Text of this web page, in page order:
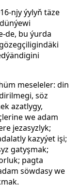
njy ýylyň täze
de, bu ýurda
meseleler: din
söz
azatlygy,
we adam
jezasyzlyk;
kazyýet işi;
gatyşmak;
pagta
söwdasy we